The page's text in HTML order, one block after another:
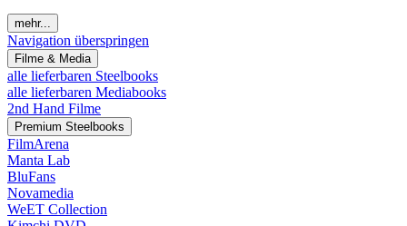
mehr...
Navigation überspringen
Filme & Media
alle lieferbaren Steelbooks
alle lieferbaren Mediabooks
2nd Hand Filme
Premium Steelbooks
FilmArena
Manta Lab
BluFans
Novamedia
WeET Collection